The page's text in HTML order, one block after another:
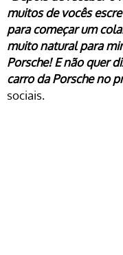
muitos de vocês
para começar um
muito natural para
Porsche! E não quer
carro da Porsche no
sociais.